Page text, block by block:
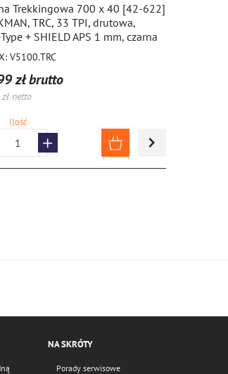
Trekkingowa 700 x 40 [42-622]
TRC, 33 TPI, drutowa,
+ SHIELD APS 1 mm, czarna
V5100.TRC
zł brutto
netto
Ilość
NA SKRÓTY
Porady serwisowe